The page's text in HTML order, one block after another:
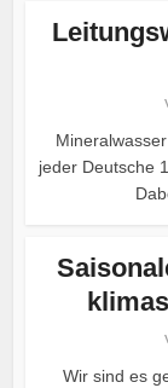
jeder Deutsche
Wir sind es